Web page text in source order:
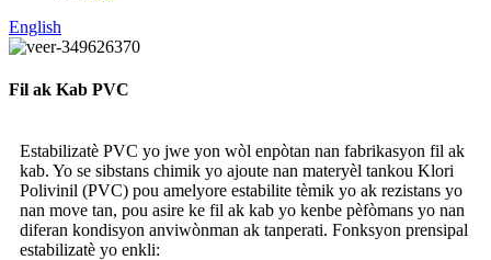
English
Fil ak Kab PVC
Estabilizatè PVC yo jwe yon wòl enpòtan nan fabrikasyon fil ak
kab. Yo se sibstans chimik yo ajoute nan materyèl tankou Klori
Polivinil (PVC) pou amelyore estabilite tèmik yo ak rezistans yo
nan move tan, pou asire ke fil ak kab yo kenbe pèfòmans yo nan
diferan kondisyon anviwònman ak tanperati. Fonksyon prensipal
estabilizatè yo enkli: